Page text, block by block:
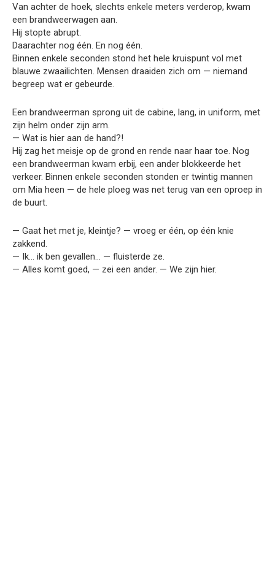
Van achter de hoek, slechts enkele meters verderop, kwam
een brandweerwagen aan.
Hij stopte abrupt.
Daarachter nog één. En nog één.
Binnen enkele seconden stond het hele kruispunt vol met
blauwe zwaailichten. Mensen draaiden zich om — niemand
begreep wat er gebeurde.
Een brandweerman sprong uit de cabine, lang, in uniform, met
zijn helm onder zijn arm.
— Wat is hier aan de hand?!
Hij zag het meisje op de grond en rende naar haar toe. Nog
een brandweerman kwam erbij, een ander blokkeerde het
verkeer. Binnen enkele seconden stonden er twintig mannen
om Mia heen — de hele ploeg was net terug van een oproep in
de buurt.
— Gaat het met je, kleintje? — vroeg er één, op één knie
zakkend.
— Ik… ik ben gevallen… — fluisterde ze.
— Alles komt goed, — zei een ander. — We zijn hier.